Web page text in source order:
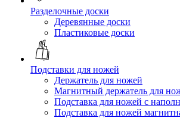
Разделочные доски
Деревянные доски
Пластиковые доски
Подставки для ножей
Держатель для ножей
Магнитный держатель для
Подставка для ножей с
Подставка для ножей